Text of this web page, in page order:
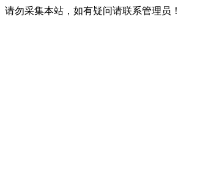
请勿采集本站，如有疑问请联系管理员！